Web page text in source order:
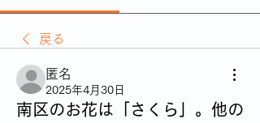
戻る
匿名
2025年4月30日
南区のお花は「さくら」。他の